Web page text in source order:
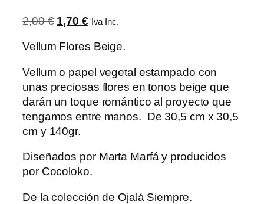
2,00€ El
original
2,00 €.
1,70 €El
actual
1,70 €.
Iva Inc.
Vellum Flores Beige.
Vellum o papel vegetal estampado con
unas preciosas flores en tonos beige que
darán un toque romántico al proyecto que
tengamos entre manos. De 30,5 cm x 30,5
cm y 140gr.
Diseñados por Marta Marfá y producidos
por Cocoloko.
De la colección de Ojalá Siempre.